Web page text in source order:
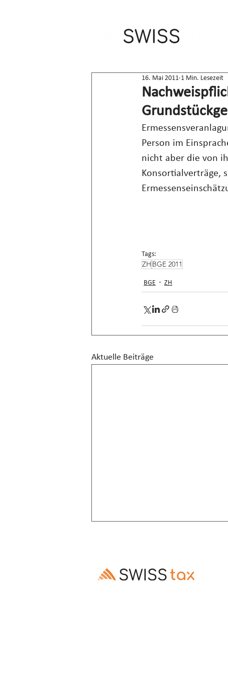
16. Mai 2011 1 Min. Lesezeit
Person im
nicht aber die von
Konsortialverträge,
Tags:
ZH BGE 2011
BGE ZH
Aktuelle Beiträge
Ausschluss des Rentenaufschubs bei
Altersrenten, die Invalidenrenten